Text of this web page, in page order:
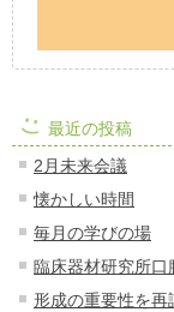
最近の投稿
2月未来会議
懐かしい時間
毎月の学びの場
臨床器材研究所口
形成の重要性を再